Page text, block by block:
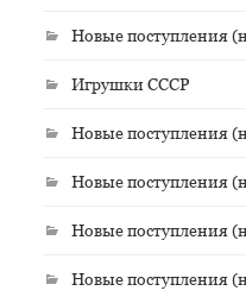
Новые поступления
Игрушки СССР
Новые поступления
Новые поступления
Новые поступления
Новые поступления